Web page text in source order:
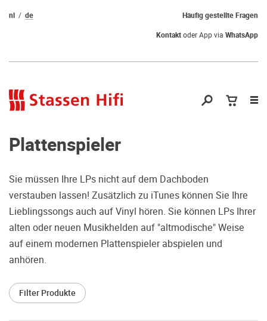
Qual der Wahl?
Warum kommen Sie nicht vorbei und
hören erstmal Probe? Dadurch stellen
Oft werden Produkte auf Empfehlung
Dritter oder z.B. aufgrund einer Rezension
Häufig gestellte Fragen
nl
de
Kontaktoder App via WhatsApp
Plattenspieler
Sie müssen Ihre LPs nicht auf dem Dachboden
verstauben lassen! Zusätzlich zu iTunes können Sie Ihre
Lieblingssongs auch auf Vinyl hören. Sie können LPs Ihrer
alten oder neuen Musikhelden auf "altmodische" Weise
auf einem modernen Plattenspieler abspielen und
anhören.
Filter Produkte